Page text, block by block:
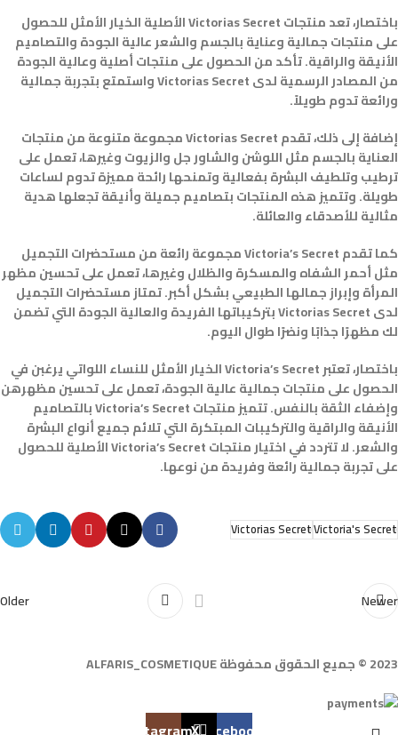
باختصار، تعد منتجات Victorias Secret الأصلية الخيار الأمثل للحصول
على منتجات جمالية وعناية بالجسم والشعر عالية الجودة والتصاميم
الأنيقة والراقية. تأكد من الحصول على منتجات أصلية وعالية الجودة
من المصادر الرسمية لدى Victorias Secret واستمتع بتجربة جمالية
ورائعة تدوم طويلاً.
إضافة إلى ذلك، تقدم Victorias Secret مجموعة متنوعة من منتجات
العناية بالجسم مثل اللوشن والشاور جل والزيوت وغيرها، تعمل على
ترطيب وتلطيف البشرة بفعالية وتمنحها رائحة مميزة تدوم لساعات
طويلة. وتتميز هذه المنتجات بتصاميم جميلة وأنيقة تجعلها هدية
مثالية للأصدقاء والعائلة.
كما تقدم Victoria’s Secret مجموعة رائعة من مستحضرات التجميل
مثل أحمر الشفاه والمسكرة والظلال وغيرها، تعمل على تحسين مظهر
المرأة وإبراز جمالها الطبيعي بشكل أكبر. تمتاز مستحضرات التجميل
لدى Victorias Secret بتركيباتها الفريدة والعالية الجودة التي تضمن
لك مظهرًا جذابًا ونضرًا طوال اليوم.
باختصار، تعتبر Victoria’s Secret الخيار الأمثل للنساء اللواتي يرغبن في
الحصول على منتجات جمالية عالية الجودة، تعمل على تحسين مظهرهن
وإضفاء الثقة بالنفس. تتميز منتجات Victoria’s Secret بالتصاميم
الأنيقة والراقية والتركيبات المبتكرة التي تلائم جميع أنواع البشرة
والشعر. لا تتردد في اختيار منتجات Victoria’s Secret الأصلية للحصول
على تجربة جمالية رائعة وفريدة من نوعها.
Victoria's Secret
Victorias Secret
Newer
Older
2023 © جميع الحقوق محفوظة ALFARIS_COSMETIQUE